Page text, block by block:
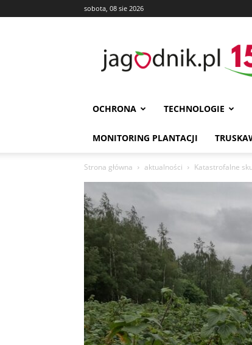
sobota, 08 sie 2026
OCHRONA TECHNOLOGIE
MONITORING PLANTACJI
Strona główna aktualności Katastrofalne